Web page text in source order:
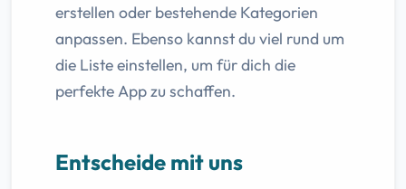
erstellen oder bestehende Kategorien
anpassen. Ebenso kannst du viel rund um
die Liste einstellen, um für dich die
perfekte App zu schaffen.
Entscheide mit uns